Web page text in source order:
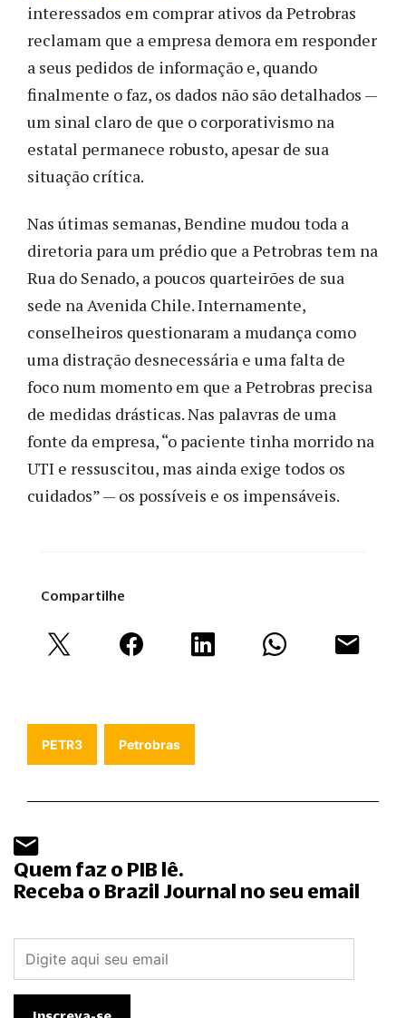
interessados em comprar ativos da Petrobras
reclamam que a empresa demora em responder
a seus pedidos de informação e, quando
finalmente o faz, os dados não são detalhados —
um sinal claro de que o corporativismo na
estatal permanece robusto, apesar de sua
situação crítica.
Nas útimas semanas, Bendine mudou toda a
diretoria para um prédio que a Petrobras tem na
Rua do Senado, a poucos quarteirões de sua
sede na Avenida Chile. Internamente,
conselheiros questionaram a mudança como
uma distração desnecessária e uma falta de
foco num momento em que a Petrobras precisa
de medidas drásticas. Nas palavras de uma
fonte da empresa, “o paciente tinha morrido na
UTI e ressuscitou, mas ainda exige todos os
cuidados” — os possíveis e os impensáveis.
Compartilhe
PETR3 Petrobras
Quem faz o PIB lê.
Receba o Brazil Journal no seu email